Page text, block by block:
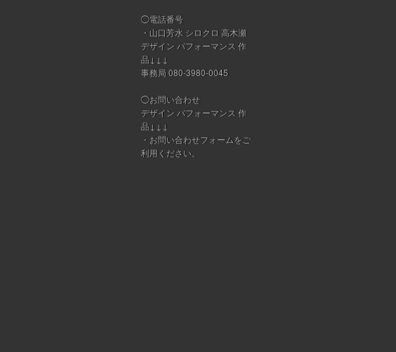
◯電話番号
・山口芳水 シロクロ 高木瀬
デザイン パフォーマンス 作
品↓↓↓
事務局 080-3980-0045
◯お問い合わせ
デザイン パフォーマンス 作
品↓↓↓
・ お問い合わせフォームをご
利用ください。